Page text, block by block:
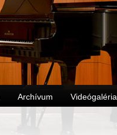
Archívum Videógaléria